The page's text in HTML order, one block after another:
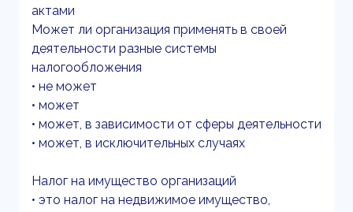
актами
Может ли организация применять в своей
деятельности разные системы
налогообложения
• не может
• может
• может, в зависимости от сферы деятельности
• может, в исключительных случаях
Налог на имущество организаций
• это налог на недвижимое имущество,